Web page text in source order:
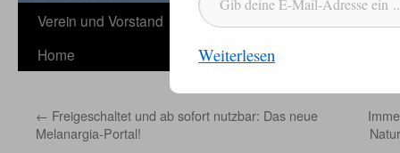
Verein und Vorstand Veröffentlichungen
Home
← Freigeschaltet und ab sofort nutzbar: Das neue
Melanargia-Portal!
Weiterlesen